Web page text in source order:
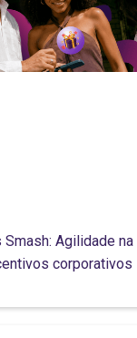
Smash: Agilidade
corporativos